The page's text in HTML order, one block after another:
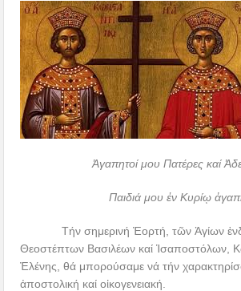
Ἀγαπητοί μου Πατέρες καί
Παιδιά μου ἐν Κυρίῳ
Τήν σημερινή Ἑορτή, τῶν Ἁγίων
Θεοστέπτων Βασιλέων καί Ἱσαποστόλων,
Ἐλένης, θά μπορούσαμε νά τήν
ἀποστολική καί οἰκογενειακή.